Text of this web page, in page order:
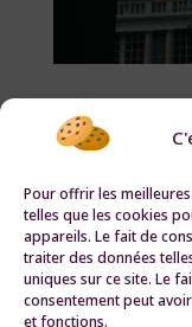
Pour offrir les
telles que les cookies
appareils. Le fait de
traiter des données
uniques sur ce site. Le
consentement peut
et fonctions.
parSolène
Les salles
Written by
pro du Natural
Londres vous
salles